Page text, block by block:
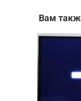
Вам